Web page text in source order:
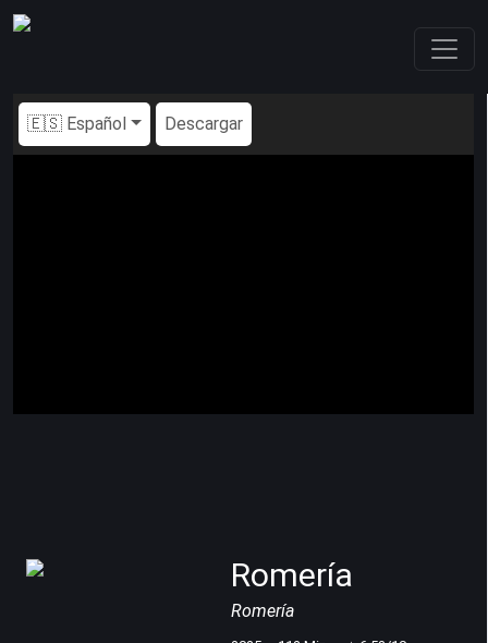
🇪🇸 Español Descargar
Romería
Romería